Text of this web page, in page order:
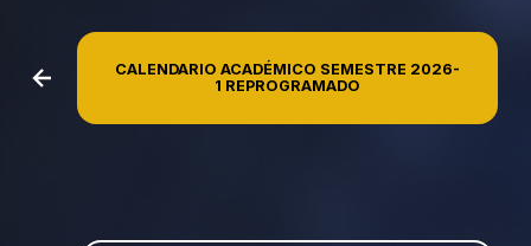
CALENDARIO ACADÉMICO SEMESTRE 2026-
1 REPROGRAMADO